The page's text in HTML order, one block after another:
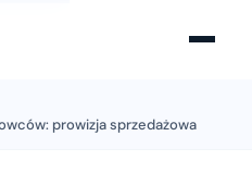
prowizja sprzedażowa